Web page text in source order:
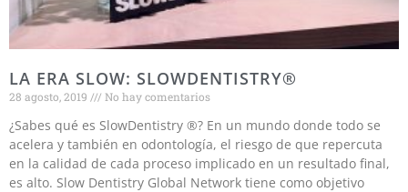
LA ERA SLOW: SLOWDENTISTRY®
28 agosto, 2019 No hay comentarios
¿Sabes qué es SlowDentistry ®? En un mundo donde todo se
acelera y también en odontología, el riesgo de que repercuta
en la calidad de cada proceso implicado en un resultado final,
es alto. Slow Dentistry Global Network tiene como objetivo